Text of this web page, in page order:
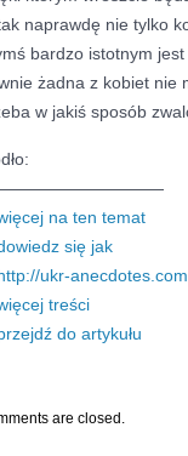
naprawdę nie tylko
bardzo istotnym
żadna z kobiet nie
w jakiś sposób
na ten temat
się jak
ukr-anecdotes.com
treści
do artykułu
are closed.